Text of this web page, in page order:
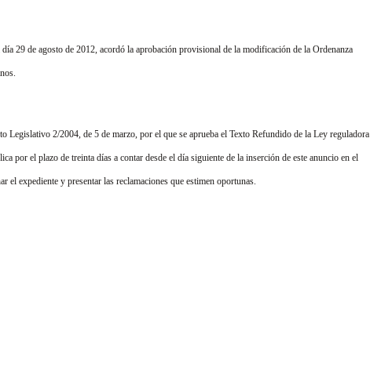
29 de agosto de 2012, acordó la aprobación provisional de la modificación de la Ordenanza
2/2004, de 5 de marzo, por el que se aprueba el Texto Refundido de la Ley reguladora
por el plazo de treinta días a contar desde el día siguiente de la inserción de este anuncio en el
el expediente y presentar las reclamaciones que estimen oportunas.